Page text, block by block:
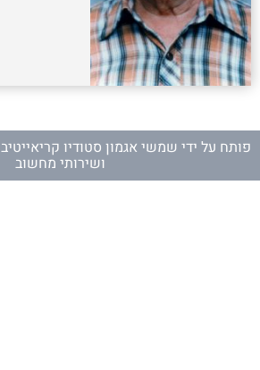
פותח על ידי שמשי אגמון סטודיו קריאייטיב
ושירותי מחשוב